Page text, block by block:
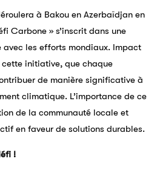
à Bakou en Azerbaïdjan en
Carbone » s’inscrit dans une
les efforts mondiaux. Impact
cette initiative, que chaque
de manière significative à
climatique. L’importance de ce
de la communauté locale et
en faveur de solutions durables.
!